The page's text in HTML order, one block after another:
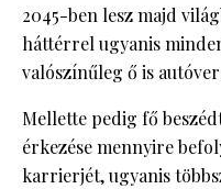
2045-ben lesz majd
háttérrel ugyanis
valószínűleg ő is
Mellette pedig fő
érkezése mennyire
karrierjét, ugyanis